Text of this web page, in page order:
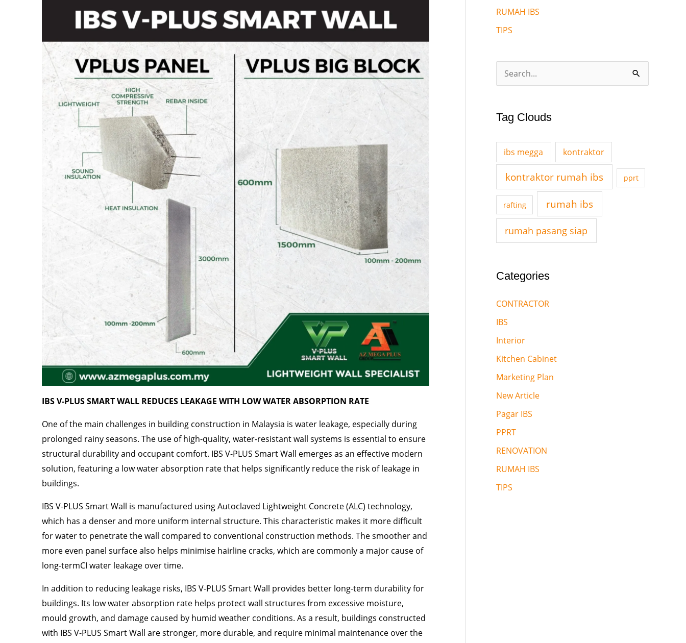
IBS V-PLUS SMART WALL REDUCES LEAKAGE WITH LOW WATER ABSORPTION RATE
One of the main challenges in building construction in Malaysia is water leakage, especially during
prolonged rainy seasons. The use of high-quality, water-resistant wall systems is essential to ensure
structural durability and occupant comfort. IBS V-PLUS Smart Wall emerges as an effective modern
solution, featuring a low water absorption rate that helps significantly reduce the risk of leakage in
buildings.
IBS V-PLUS Smart Wall is manufactured using Autoclaved Lightweight Concrete (ALC) technology,
which has a denser and more uniform internal structure. This characteristic makes it more difficult
for water to penetrate the wall compared to conventional construction methods. The smoother and
more even panel surface also helps minimise hairline cracks, which are commonly a major cause of
long-termCI water leakage over time.
In addition to reducing leakage risks, IBS V-PLUS Smart Wall provides better long-term durability for
buildings. Its low water absorption rate helps protect wall structures from excessive moisture,
mould growth, and damage caused by humid weather conditions. As a result, buildings constructed
with IBS V-PLUS Smart Wall are stronger, more durable, and require minimal maintenance over the
RUMAH IBS
TIPS
r
c
o
:
Tag Clouds
ibs megga kontraktor
kontraktor rumah ibs pprt
rafting rumah ibs
rumah pasang siap
Categories
CONTRACTOR
IBS
Interior
Kitchen Cabinet
Marketing Plan
New Article
Pagar IBS
PPRT
RENOVATION
RUMAH IBS
TIPS